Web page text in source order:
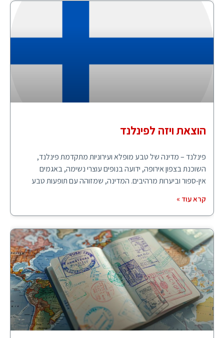
הוצאת ויזה לפינלנד
פינלנד – מדינה של טבע מופלא ועירוניות מתקדמת פינלנד,
השוכנת בצפון אירופה, ידועה בנופים עוצרי נשימה, באגמים
אין-ספור וביערות מרהיבים. המדינה, שמזוהה עם תופעות טבע
קרא עוד »